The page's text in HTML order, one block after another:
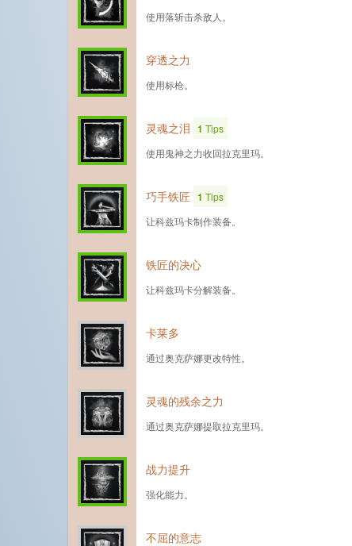
使用落斩击杀敌人。
穿透之力
使用标枪。
灵魂之泪 1 Tips
使用鬼神之力收回拉克里玛。
巧手铁匠 1 Tips
让科兹玛卡制作装备。
铁匠的决心
让科兹玛卡分解装备。
卡莱多
通过奥克萨娜更改特性。
灵魂的残余之力
通过奥克萨娜提取拉克里玛。
战力提升
强化能力。
不屈的意志